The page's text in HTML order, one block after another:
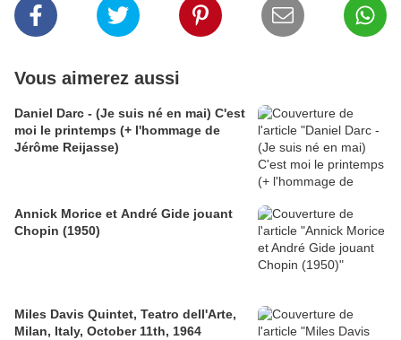
Vous aimerez aussi
Daniel Darc - (Je suis né en mai) C'est
moi le printemps (+ l'hommage de
Jérôme Reijasse)
Annick Morice et André Gide jouant
Chopin (1950)
Miles Davis Quintet, Teatro dell'Arte,
Milan, Italy, October 11th, 1964